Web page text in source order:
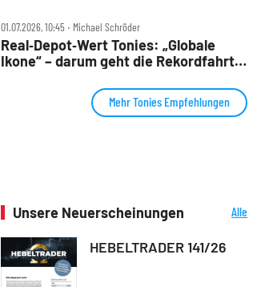
01.07.2026, 10:45 ‧ Michael Schröder
Real‑Depot‑Wert Tonies: „Globale
Ikone“ – darum geht die Rekordfahrt
Mehr Tonies Empfehlungen
Unsere Neuerscheinungen
Alle
HEBELTRADER 141/26